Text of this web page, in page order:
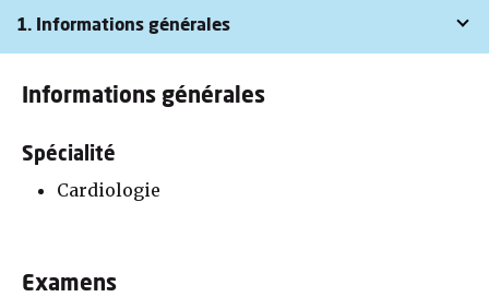
1. Informations générales
Informations générales
Spécialité
Cardiologie
Examens